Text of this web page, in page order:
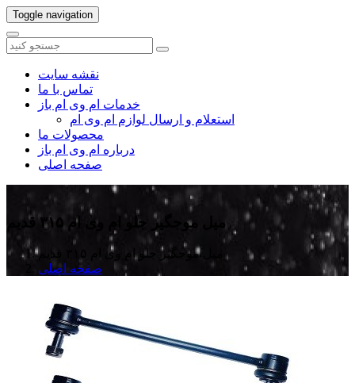
Toggle navigation
نقشه سایت
تماس با ما
خدمات ام وی ام باز
استعلام و ارسال لوازم ام وی ام
محصولات ما
درباره ام وی ام باز
صفحه اصلی
میل موجگیر جلو ام وی ام ۳۱۵ قدیم
میل موجگیر جلو ام وی ام ۳۱۵ قدیم
صفحه اصلی